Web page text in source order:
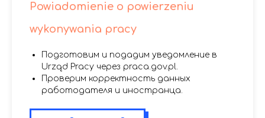
Powiadomienie o powierzeniu
wykonywania pracy
Подготовим и подадим уведомление в
Urząd Pracy через praca.gov.pl.
Проверим корректность данных
работодателя и иностранца.